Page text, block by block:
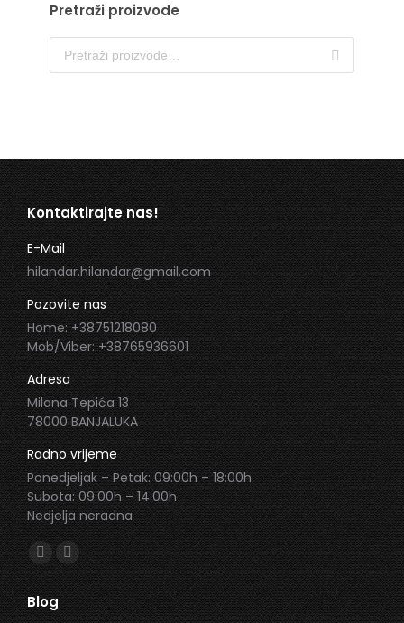
Pretraži proizvode
Kontaktirajte nas!
E-Mail
hilandar.hilandar@gmail.com
Pozovite nas
Home: +38751218080
Mob/Viber: +38765936601
Adresa
Milana Tepića 13
78000 BANJALUKA
Radno vrijeme
Ponedjeljak – Petak: 09:00h – 18:00h
Subota: 09:00h – 14:00h
Nedjelja neradna
Find us on:
Facebook
page
opens
Instagram
page
opens
Blog